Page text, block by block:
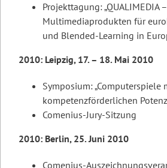
Projekttagung: „QUALIMEDIA
Multimediaprodukten für
und Blended-Learning in
2010: Leipzig, 17. – 18. Mai 2010
Symposium: „Computerspiele
kompetenzförderlichen
Comenius-Jury-Sitzung
2010: Berlin, 25. Juni 2010
Comenius-